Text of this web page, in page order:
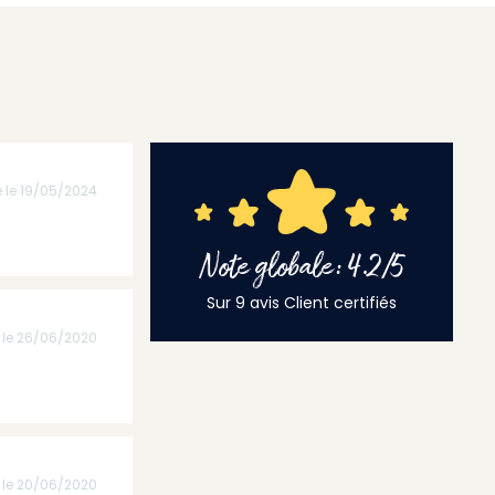
le 19/05/2024
le 26/06/2020
le 20/06/2020
Note globale: 4.2/5
Sur 9 avis Client certifiés